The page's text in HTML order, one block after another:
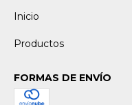
Inicio
Productos
FORMAS DE ENVÍO